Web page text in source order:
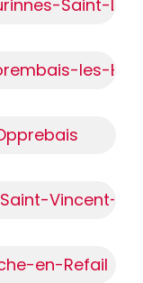
Saint-
les-
Vincent-
en-Refail